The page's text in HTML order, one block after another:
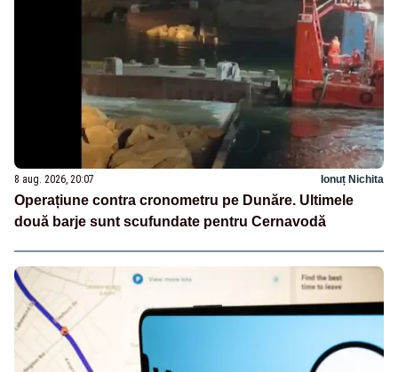
8 aug. 2026, 20:07 Ionuț Nichita
Operațiune contra cronometru pe Dunăre. Ultimele
două barje sunt scufundate pentru Cernavodă